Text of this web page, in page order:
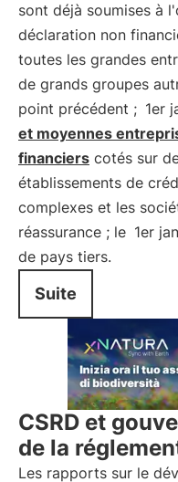
sont déjà soumises à
déclaration non
toutes les grandes
de grands groupes
point précédent ; 1er
et moyennes
financiers cotés sur
établissements de
complexes et les
réassurance ; le 1er
de pays tiers.
Suite
CSRD et
de la
Les rapports sur le